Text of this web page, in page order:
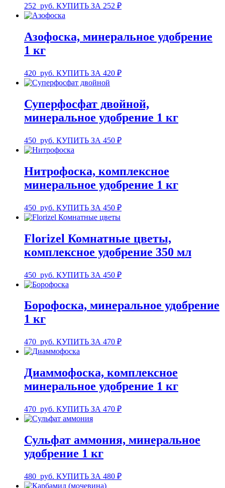
252 руб. КУПИТЬ ЗА 252 ₽
Азофоска, минеральное удобрение
1 кг
420 руб. КУПИТЬ ЗА 420 ₽
Суперфосфат двойной,
минеральное удобрение 1 кг
450 руб. КУПИТЬ ЗА 450 ₽
Нитрофоска, комплексное
минеральное удобрение 1 кг
450 руб. КУПИТЬ ЗА 450 ₽
Florizel Комнатные цветы,
комплексное удобрение 350 мл
450 руб. КУПИТЬ ЗА 450 ₽
Борофоска, минеральное удобрение
1 кг
470 руб. КУПИТЬ ЗА 470 ₽
Диаммофоска, комплексное
минеральное удобрение 1 кг
470 руб. КУПИТЬ ЗА 470 ₽
Сульфат аммония, минеральное
удобрение 1 кг
480 руб. КУПИТЬ ЗА 480 ₽